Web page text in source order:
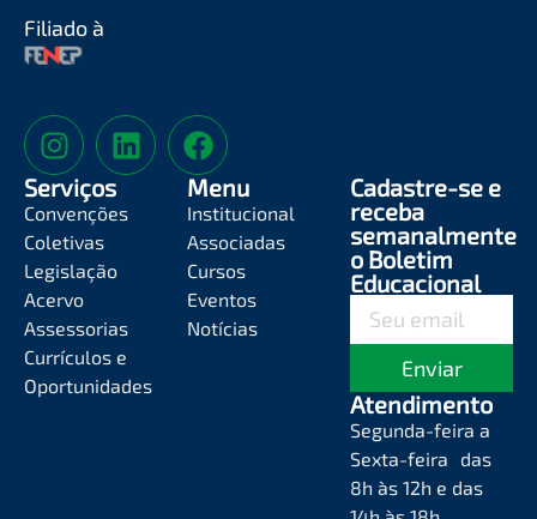
Filiado à
Serviços
Convenções
Coletivas
Legislação
Acervo
Assessorias
Currículos e
Oportunidades
Menu
Institucional
Associadas
Cursos
Eventos
Notícias
Cadastre-se e
receba
semanalmente
o Boletim
Educacional
Enviar
Atendimento
Segunda-feira a
Sexta-feira das
8h às 12h e das